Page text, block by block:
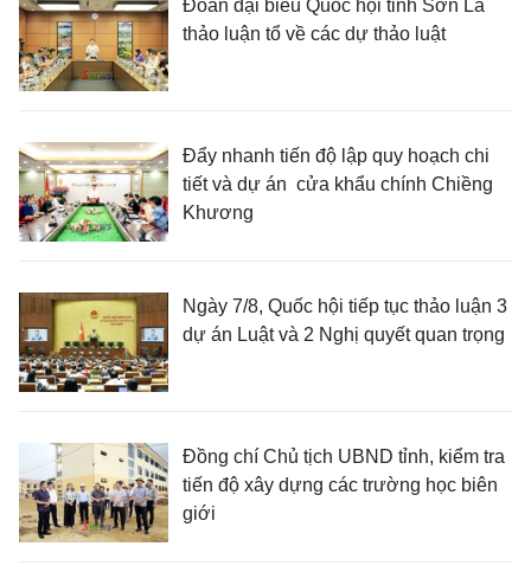
Đoàn đại biểu Quốc hội tỉnh Sơn La
thảo luận tổ về các dự thảo luật
Đẩy nhanh tiến độ lập quy hoạch chi
tiết và dự án cửa khẩu chính Chiềng
Khương
Ngày 7/8, Quốc hội tiếp tục thảo luận 3
dự án Luật và 2 Nghị quyết quan trọng
Đồng chí Chủ tịch UBND tỉnh, kiểm tra
tiến độ xây dựng các trường học biên
giới